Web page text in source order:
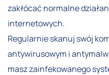
zakłócać normalne
internetowych.
Regularnie skanuj swój
antywirusowym i
masz zainfekowanego